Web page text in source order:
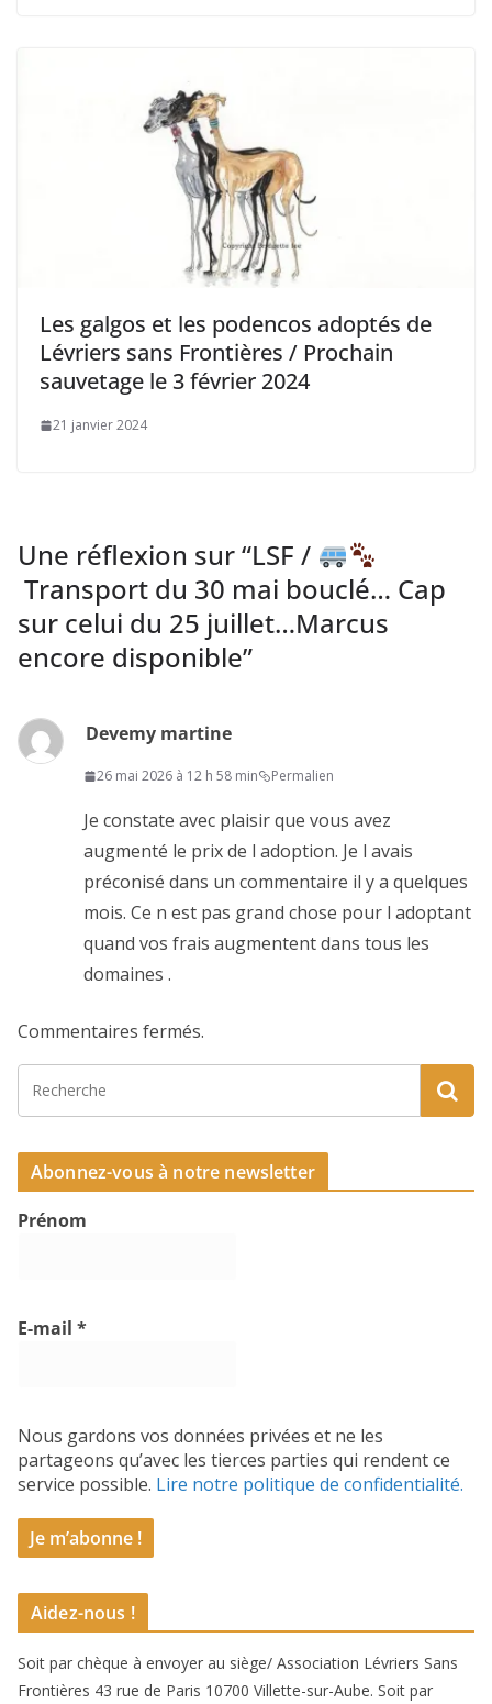
Les galgos et les podencos adoptés de
Lévriers sans Frontières / Prochain
sauvetage le 3 février 2024
21 janvier 2024
Une réflexion sur “LSF /
Transport du 30 mai bouclé… Cap
sur celui du 25 juillet…Marcus
encore disponible”
Devemy martine
26 mai 2026 à 12 h 58 min Permalien
Je constate avec plaisir que vous avez
augmenté le prix de l adoption. Je l avais
préconisé dans un commentaire il y a quelques
mois. Ce n est pas grand chose pour l adoptant
quand vos frais augmentent dans tous les
domaines .
Commentaires fermés.
Abonnez-vous à notre newsletter
Prénom
E-mail *
Nous gardons vos données privées et ne les
partageons qu’avec les tierces parties qui rendent ce
service possible. Lire notre politique de confidentialité.
Aidez-nous !
Soit par chèque à envoyer au siège/ Association Lévriers Sans
Frontières 43 rue de Paris 10700 Villette-sur-Aube. Soit par